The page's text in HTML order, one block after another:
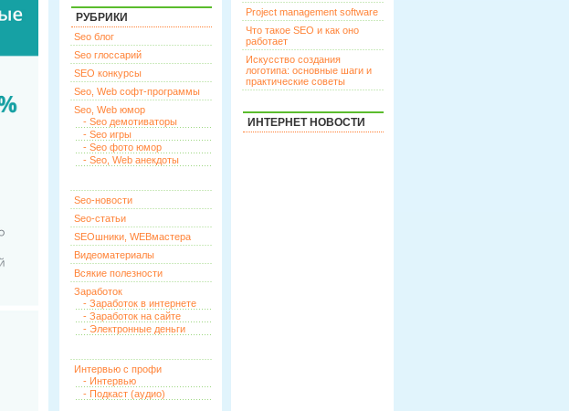
РУБРИКИ
Seo блог
Seo глоссарий
SEO конкурсы
Seo, Web софт-программы
Seo, Web юмор
- Seo демотиваторы
- Seo игры
- Seo фото юмор
- Seo, Web анекдоты
Seo-новости
Seo-статьи
SEOшники, WEBмастера
Видеоматериалы
Всякие полезности
Заработок
- Заработок в интернете
- Заработок на сайте
- Электронные деньги
Интервью с профи
- Интервью
- Подкаст (аудио)
Project management software
Что такое SEO и как оно
работает
Искусство создания
логотипа: основные шаги и
практические советы
ИНТЕРНЕТ НОВОСТИ